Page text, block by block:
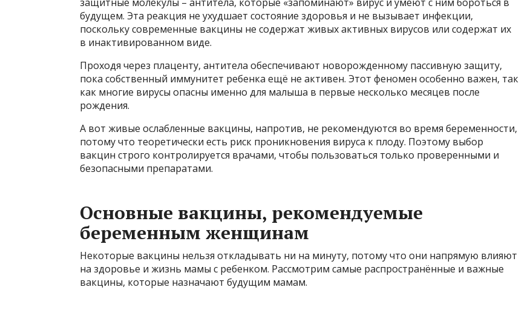
будущем. Эта реакция не ухудшает состояние здоровья и не вызывает инфекции,
поскольку современные вакцины не содержат живых активных вирусов или содержат их
в инактивированном виде.
Проходя через плаценту, антитела обеспечивают новорожденному пассивную защиту,
пока собственный иммунитет ребенка ещё не активен. Этот феномен особенно важен, так
как многие вирусы опасны именно для малыша в первые несколько месяцев после
рождения.
А вот живые ослабленные вакцины, напротив, не рекомендуются во время беременности,
потому что теоретически есть риск проникновения вируса к плоду. Поэтому выбор
вакцин строго контролируется врачами, чтобы пользоваться только проверенными и
безопасными препаратами.
Основные вакцины, рекомендуемые
беременным женщинам
Некоторые вакцины нельзя откладывать ни на минуту, потому что они напрямую влияют
на здоровье и жизнь мамы с ребенком. Рассмотрим самые распространённые и важные
вакцины, которые назначают будущим мамам.